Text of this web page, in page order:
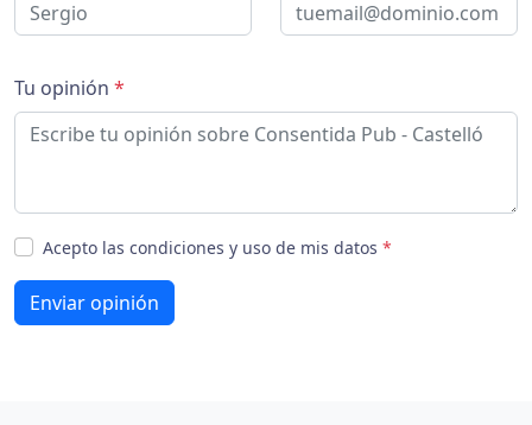
Tu opinión *
Acepto las condiciones y uso de mis datos *
Enviar opinión